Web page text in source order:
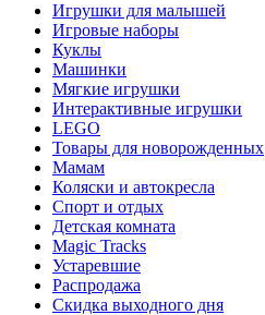
Игрушки для малышей
Игровые наборы
Куклы
Машинки
Мягкие игрушки
Интерактивные игрушки
LEGO
Товары для новорожденных
Мамам
Коляски и автокресла
Спорт и отдых
Детская комната
Magic Tracks
Устаревшие
Распродажа
Скидка выходного дня